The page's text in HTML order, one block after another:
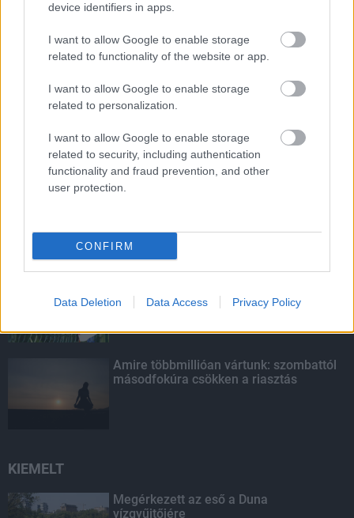
device identifiers in apps.
I want to allow Google to enable storage
related to functionality of the website or app.
I want to allow Google to enable storage
related to personalization.
I want to allow Google to enable storage
related to security, including authentication
functionality and fraud prevention, and other
user protection.
CONFIRM
Data Deletion Data Access Privacy Policy
HIRDETÉS
HIRDETÉS
LEGOLVASOTTABB
Paks II.: Mit jelent az 5. blokk új
széncinegék védelme
Amire többmillióan vártunk: szombattól
másodfokúra csökken a riasztás
KIEMELT
Megérkezett az eső a Duna
vízgyűjtőjére